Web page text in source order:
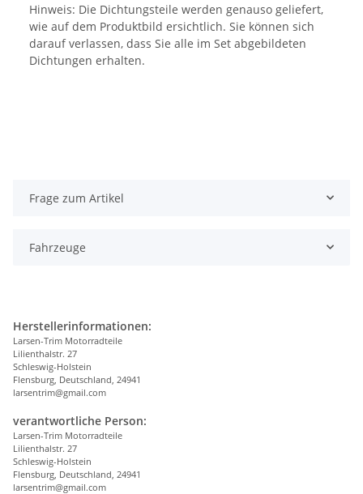
Hinweis: Die Dichtungsteile werden genauso geliefert,
wie auf dem Produktbild ersichtlich. Sie können sich
darauf verlassen, dass Sie alle im Set abgebildeten
Dichtungen erhalten.
Frage zum Artikel
Fahrzeuge
Herstellerinformationen:
Larsen-Trim Motorradteile
Lilienthalstr. 27
Schleswig-Holstein
Flensburg, Deutschland, 24941
larsentrim@gmail.com
verantwortliche Person:
Larsen-Trim Motorradteile
Lilienthalstr. 27
Schleswig-Holstein
Flensburg, Deutschland, 24941
larsentrim@gmail.com